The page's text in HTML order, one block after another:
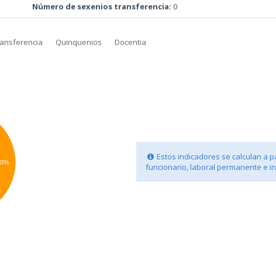
Número de sexenios transferencia: 0
Quinquenios Docentia
Estos indicadores se calculan a
funcionario, laboral permanente e